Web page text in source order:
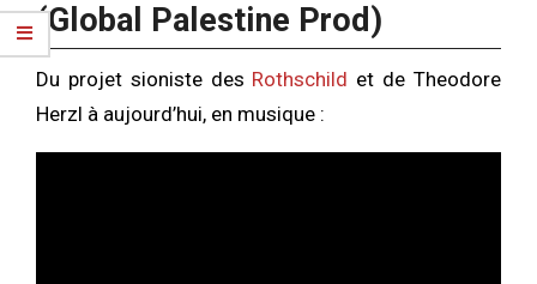
(Global Palestine Prod)
Du projet sioniste des Rothschild et de Theodore
Herzl à aujourd’hui, en musique :